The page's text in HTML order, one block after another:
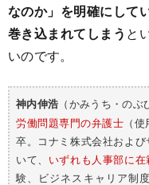
なのか」を明確にして
巻き込まれてしまう と
いのです。
神内伸浩 （かみうち・のぶ
労働問題専門の弁護士 （
卒。コナミ株式会社およ
いて、 いずれも人事部に在
験、ビジネスキャリア制